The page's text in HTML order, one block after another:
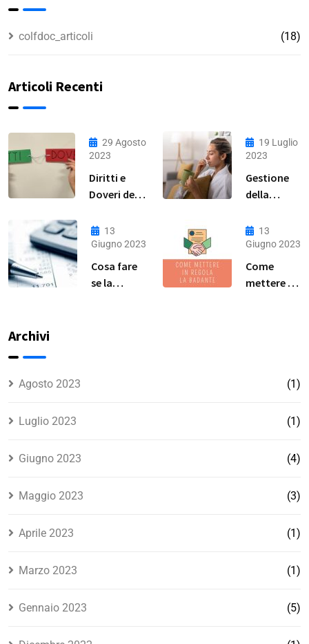
colfdoc_articoli (18)
Articoli Recenti
29 Agosto
2023
Diritti e
Doveri della
Domestica:
Guida
Completa
19 Luglio
2023
Gestione
della
per Colf,
Badanti e
Baby
Sitter: Una
13
Giugno 2023
Cosa fare
se la
13
Giugno 2023
Come
mettere in
Archivi
Agosto 2023 (1)
Luglio 2023 (1)
Giugno 2023 (4)
Maggio 2023 (3)
Aprile 2023 (1)
Marzo 2023 (1)
Gennaio 2023 (5)